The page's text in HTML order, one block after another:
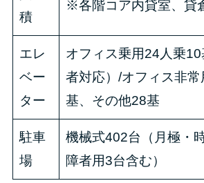
積
※各階コア内貸室、貸
エレ
ベー
ター
オフィス乗用24人乗
者対応）/オフィス非
基、その他28基
駐車
場
機械式402台（月極・
障者用3台含む）